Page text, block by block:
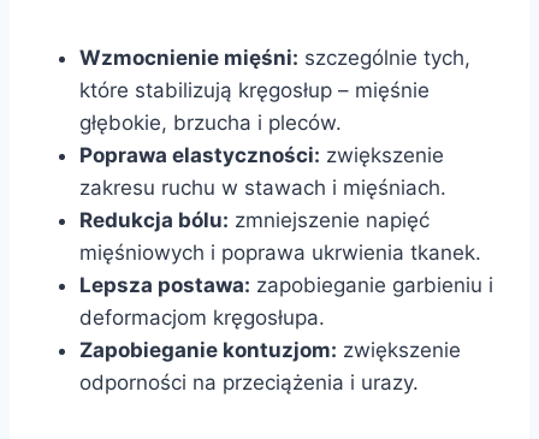
Wzmocnienie mięśni: szczególnie tych,
które stabilizują kręgosłup – mięśnie
głębokie, brzucha i pleców.
Poprawa elastyczności: zwiększenie
zakresu ruchu w stawach i mięśniach.
Redukcja bólu: zmniejszenie napięć
mięśniowych i poprawa ukrwienia tkanek.
Lepsza postawa: zapobieganie garbieniu i
deformacjom kręgosłupa.
Zapobieganie kontuzjom: zwiększenie
odporności na przeciążenia i urazy.